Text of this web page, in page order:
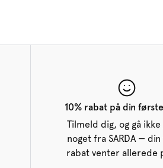
10% rabat på din
Tilmeld dig, og gå
noget fra SARDA —
rabat venter allerede